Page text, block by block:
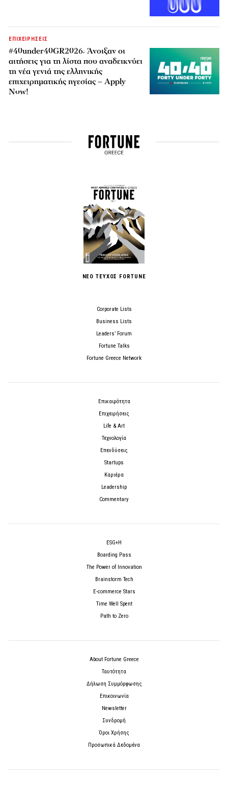
ΕΠΙΧΕΙΡΗΣΕΙΣ
#40under40GR2026: Άνοιξαν οι
αιτήσεις για τη λίστα που αναδεικνύει
τη νέα γενιά της ελληνικής
επιχειρηματικής ηγεσίας – Apply
Now!
ΝΕΟ ΤΕΥΧΟΣ FORTUNE
Corporate Lists
Business Lists
Leaders’ Forum
Fortune Talks
Fortune Greece Network
Επικαιρότητα
Επιχειρήσεις
Life & Art
Τεχνολογία
Επενδύσεις
Startups
Καριέρα
Leadership
Commentary
ESG+H
Boarding Pass
The Power of Innovation
Brainstorm Tech
E-commerce Stars
Time Well Spent
Path to Zero
About Fortune Greece
Ταυτότητα
Δήλωση Συμμόρφωσης
Επικοινωνία
Newsletter
Συνδρομή
Όροι Χρήσης
Προσωπικά Δεδομένα